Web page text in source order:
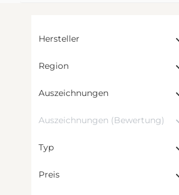
Hersteller
Region
Auszeichnungen
Auszeichnungen (Bewertung)
Typ
Preis